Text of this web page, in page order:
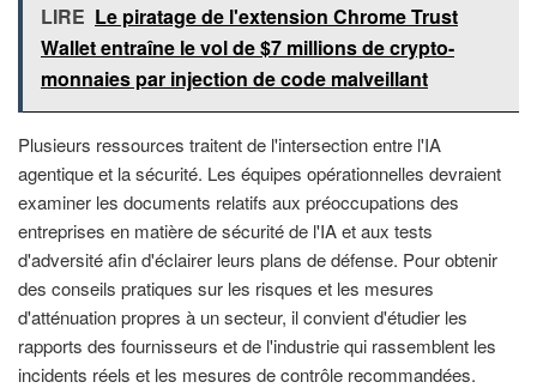
LIRE Le piratage de l'extension Chrome Trust
Wallet entraîne le vol de $7 millions de crypto-
monnaies par injection de code malveillant
Plusieurs ressources traitent de l'intersection entre l'IA
agentique et la sécurité. Les équipes opérationnelles devraient
examiner les documents relatifs aux préoccupations des
entreprises en matière de sécurité de l'IA et aux tests
d'adversité afin d'éclairer leurs plans de défense. Pour obtenir
des conseils pratiques sur les risques et les mesures
d'atténuation propres à un secteur, il convient d'étudier les
rapports des fournisseurs et de l'industrie qui rassemblent les
incidents réels et les mesures de contrôle recommandées.